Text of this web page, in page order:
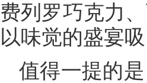
费列罗巧克力
以味觉的盛宴
值得一提的